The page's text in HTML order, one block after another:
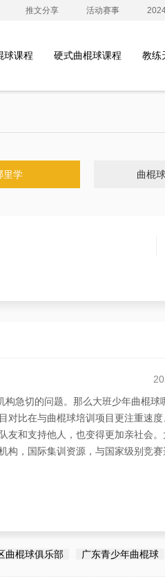
推文分享 活动赛事
球课程 硬式曲棍球课程 教练
里学 曲棍
急切的问题。那么大班少年曲棍球
对比在与曲棍球培训项目更注重速
友和支持他人，也变得更加亲社会
构，国际集训资源，与国家级别竞
曲棍球俱乐部 广东青少年曲棍球